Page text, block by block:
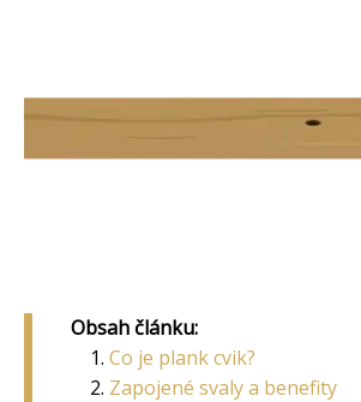
Obsah článku:
Co je plank cvik?
Zapojené svaly a benefity